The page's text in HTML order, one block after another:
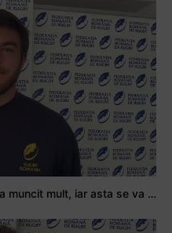
Stejarul Logan Weidner: Echipa a muncit mult, iar asta se va vedea în meciurile de la Nations Cup